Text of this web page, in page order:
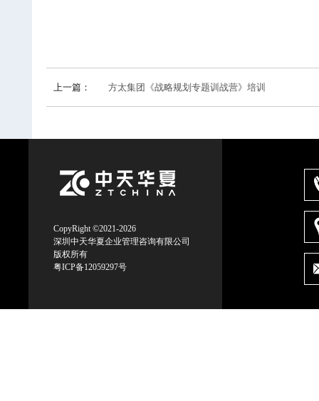
上一篇： 方太集团《战略规划专题训战营》培训
CopyRight ©2021-2026
深圳中天华夏企业管理咨询有限公司
版权所有
粤ICP备12059297号